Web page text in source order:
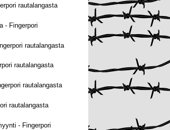
rautalangasta
- Fingerpori
rautalangasta
rautalangasta
rautalangasta
rautalangasta
- Fingerpori